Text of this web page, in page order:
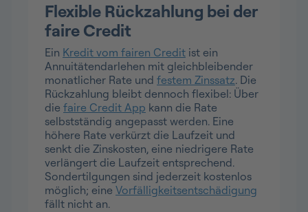
Flexible Rückzahlung bei der
faire Credit
Ein Kredit vom fairen Credit ist ein
Annuitätendarlehen mit gleichbleibender
monatlicher Rate und festem Zinssatz. Die
Rückzahlung bleibt dennoch flexibel: Über
die faire Credit App kann die Rate
selbstständig angepasst werden. Eine
höhere Rate verkürzt die Laufzeit und
senkt die Zinskosten, eine niedrigere Rate
verlängert die Laufzeit entsprechend.
Sondertilgungen sind jederzeit kostenlos
möglich; eine Vorfälligkeitsentschädigung
fällt nicht an.